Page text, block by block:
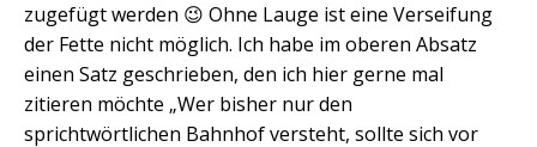
zugefügt werden 😉 Ohne Lauge ist eine Verseifung
der Fette nicht möglich. Ich habe im oberen Absatz
einen Satz geschrieben, den ich hier gerne mal
zitieren möchte „Wer bisher nur den
sprichtwörtlichen Bahnhof versteht, sollte sich vor